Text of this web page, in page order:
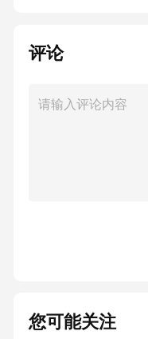
或食品添加剂以
转移到食品中的纸
评论
您可能关注